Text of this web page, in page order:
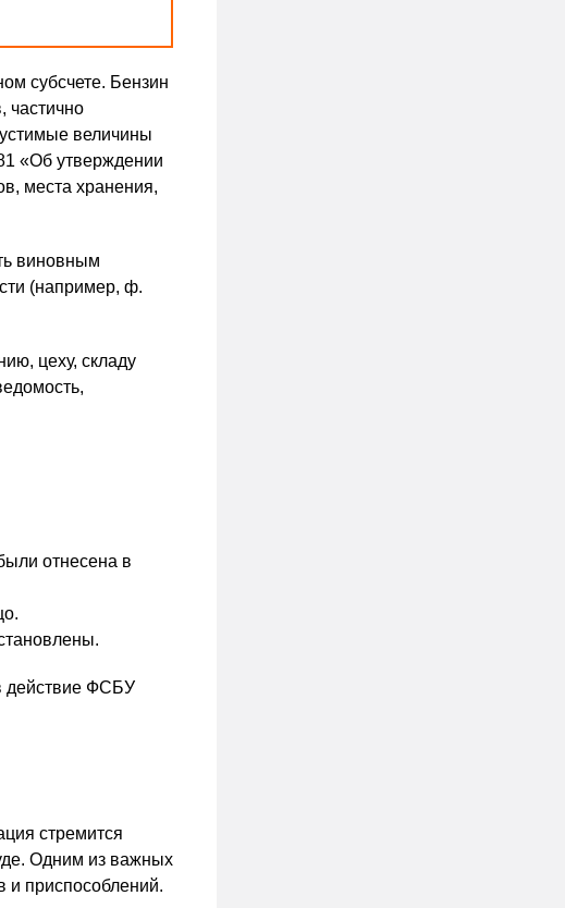
субсчете. Бензин
частично
величины
«Об утверждении
места хранения,
виновным
(например, ф.
цеху, складу
отнесена в
действие ФСБУ
стремится
Одним из важных
и приспособлений.